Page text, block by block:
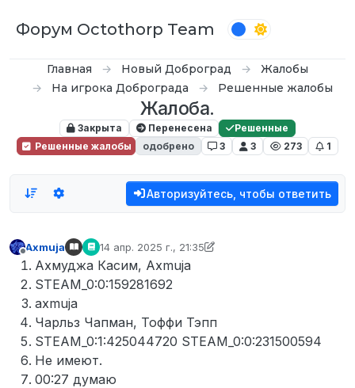
Форум Octothorp Team
Главная Новый Доброград
Жалобы
На игрока Доброграда
Решенные жалобы
Жалоба.
Закрыта Перенесена
Решенные
Решенные жалобы
одобрено 3 3 273 1
Авторизуйтесь, чтобы ответить
Не в сети
Axmuja 14 апр. 2025 г., 21:35
отредактировано D0n Bar0n
Ахмуджа Касим, Axmuja
STEAM_0:0:159281692
axmuja
Чарльз Чапман, Тоффи Тэпп
STEAM_0:1:425044720 STEAM_0:0:231500594
Не имеют.
00:27 думаю